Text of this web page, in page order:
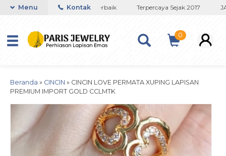
Toko Titanium Lapisan Emas Terbaik Terpercaya Sejak 2017
Menu Kontak
0
Beranda » CINCIN » CINCIN LOVE PERMATA XUPING LAPISAN
PREMIUM IMPORT GOLD CCLMTK